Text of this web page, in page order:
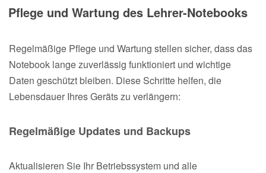
Pflege und Wartung des Lehrer-Notebooks
Regelmäßige Pflege und Wartung stellen sicher, dass das
Notebook lange zuverlässig funktioniert und wichtige
Daten geschützt bleiben. Diese Schritte helfen, die
Lebensdauer Ihres Geräts zu verlängern:
Regelmäßige Updates und Backups
Aktualisieren Sie Ihr Betriebssystem und alle